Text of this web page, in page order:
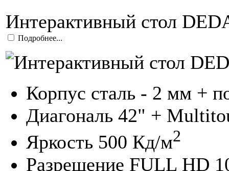
Интерактивный стол
Подробнее...
Корпус сталь - 2 мм +
Диагональ 42" +
Яркость 500 Кд/м2
Разрешение FULL HD